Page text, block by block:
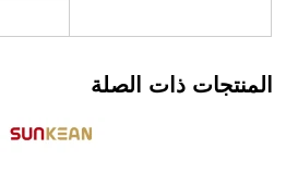
المنتجات ذات الصلة